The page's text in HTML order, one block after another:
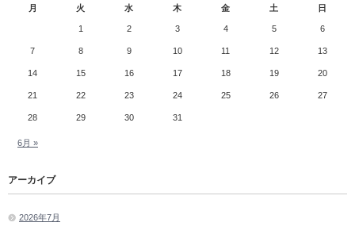
月 火 水 木 金 土 日
1 2 3 4 5 6
7 8 9 10 11 12 13
14 15 16 17 18 19 20
21 22 23 24 25 26 27
28 29 30 31
6月 »
アーカイブ
2026年7月